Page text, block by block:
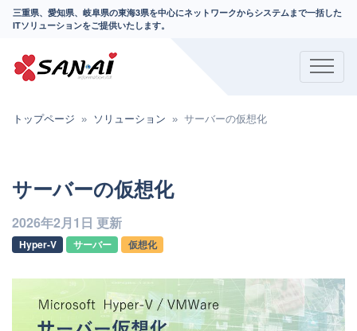
三重県、愛知県、岐阜県の東海3県を中心にネットワークからシステムまで一括した
ITソリューションをご提供いたします。
トップページ ソリューション サーバーの仮想化
サーバーの仮想化
2026年2月1日 更新
Hyper-V サーバー 仮想化